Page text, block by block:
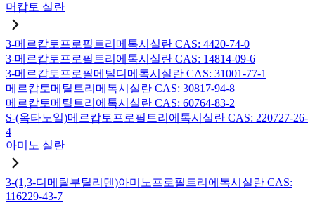
머캅토 실란
3-메르캅토프로필트리메톡시실란 CAS: 4420-74-0
3-메르캅토프로필트리에톡시실란 CAS: 14814-09-6
3-메르캅토프로필메틸디메톡시실란 CAS: 31001-77-1
메르캅토메틸트리메톡시실란 CAS: 30817-94-8
메르캅토메틸트리에톡시실란 CAS: 60764-83-2
S-(옥타노일)메르캅토프로필트리에톡시실란 CAS: 220727-26-
4
아미노 실란
3-(1,3-디메틸부틸리덴)아미노프로필트리에톡시실란 CAS:
116229-43-7